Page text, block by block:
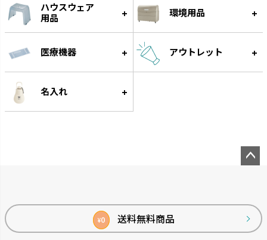
作り置きに便利な離乳食用小分
け冷凍トレーです。
ハウスウェア
用品
環境用品
医療機器 アウトレット
名入れ
¥0 送料無料商品
ップ
へ